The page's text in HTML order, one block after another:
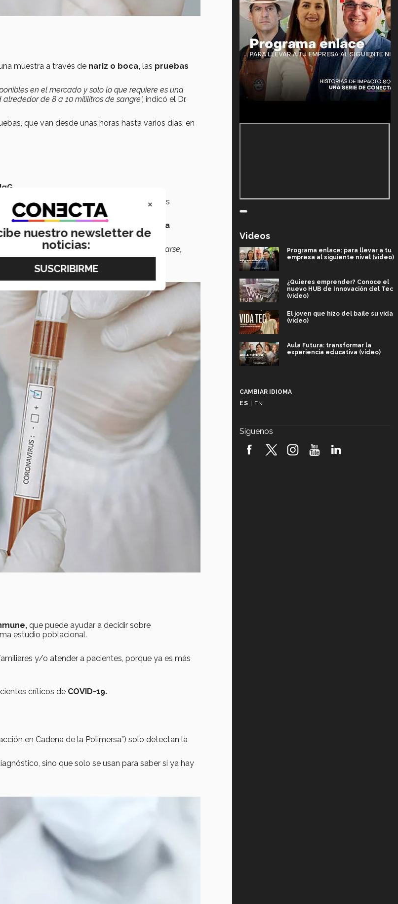
muestra a través de nariz o boca, las pruebas
en el mercado y solo lo que requiere es una
de 8 a 10 mililitros de sangre", indicó el Dr.
que van desde unas horas hasta varios días, en
IgG
una enfermedad activa.
Aparecen en los
.
14 días.indica que la persona
presenta
enfermedad o que no pueda volver a enfermarse,
que puede ayudar a decidir sobre
estudio poblacional.
y/o atender a pacientes, porque ya es más
críticos de COVID-19.
en Cadena de la Polimersa”) solo detectan la
sino que solo se usan para saber si ya hay
Videos
Programa enlace: para llevar a tu
empresa al siguiente nivel (video)
¿Quieres emprender? Conoce el
nuevo HUB de Innovación del Tec
(video)
El joven que hizo del baile su vida
(video)
Aula Futura: transformar la
experiencia educativa (video)
robótica FIRST 2026! (video)
CAMBIAR IDIOMA
ES | EN
Síguenos
×
nuestro newsletter de
noticias: